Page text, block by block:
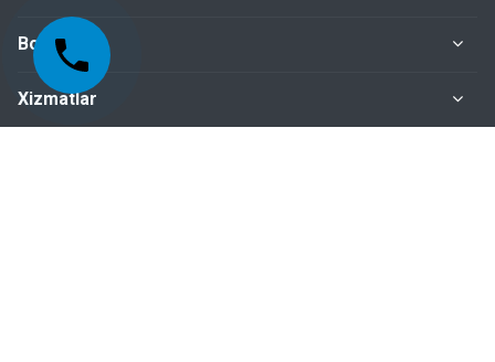
Bo‘limlar
Xizmatlar